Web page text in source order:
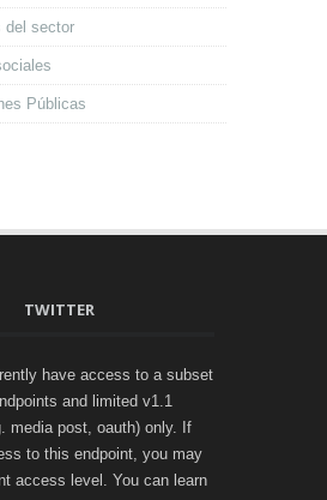
del sector
Públicas
TWITTER
have access to a subset
and limited v1.1
media post, oauth) only. If
to this endpoint, you may
access level. You can learn